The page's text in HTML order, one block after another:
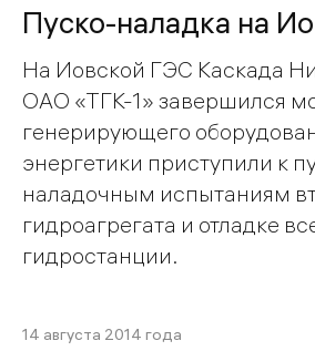
Пуско-наладка на
На Иовской ГЭС Каскада
ОАО «ТГК-1» завершился
генерирующего
энергетики приступили к
наладочным испытаниям
гидроагрегата и отладке
гидростанции.
14 августа 2014 года